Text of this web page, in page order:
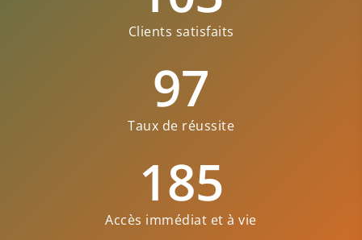
Clients satisfaits
97
Taux de réussite
185
Accès immédiat et à vie